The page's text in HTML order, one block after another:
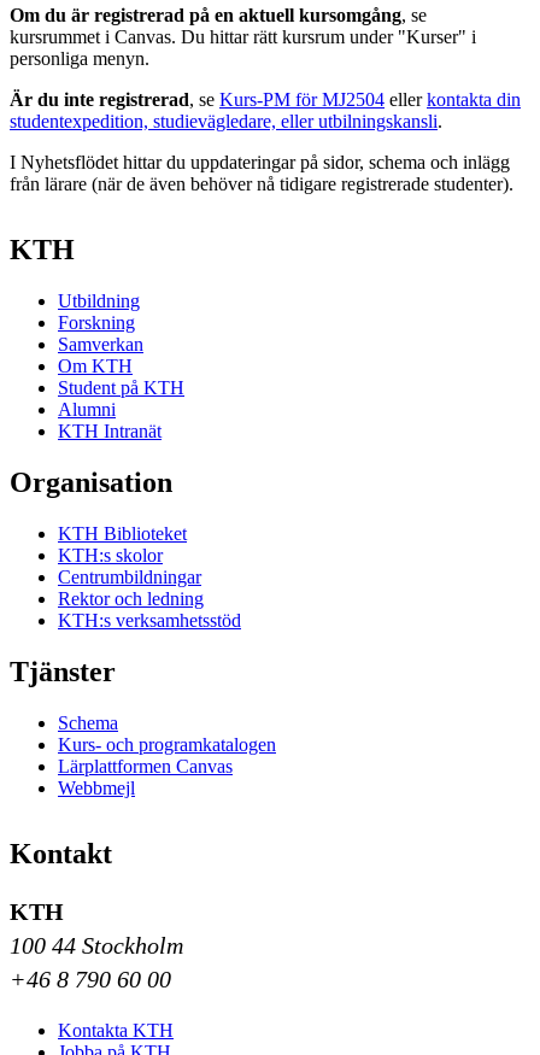
Om du är registrerad på en aktuell kursomgång, se
kursrummet i Canvas. Du hittar rätt kursrum under "Kurser" i
personliga menyn.
Är du inte registrerad, se Kurs-PM för MJ2504 ellerkontakta din
studentexpedition, studievägledare, eller utbilningskansli.
I Nyhetsflödet hittar du uppdateringar på sidor, schema och inlägg
från lärare (när de även behöver nå tidigare registrerade studenter).
KTH
Utbildning
Forskning
Samverkan
Om KTH
Student på KTH
Alumni
KTH Intranät
Organisation
KTH Biblioteket
KTH:s skolor
Centrumbildningar
Rektor och ledning
KTH:s verksamhetsstöd
Tjänster
Schema
Kurs- och programkatalogen
Lärplattformen Canvas
Webbmejl
Kontakt
KTH
100 44 Stockholm
+46 8 790 60 00
Kontakta KTH